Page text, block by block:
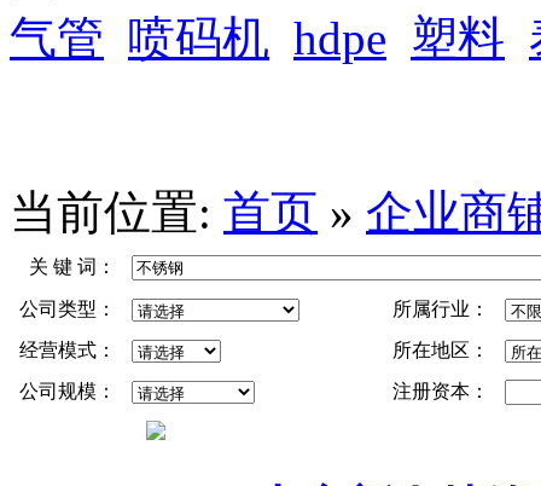
气管 喷码机 hdpe 塑料
当前位置: 首页 » 企业商
关 键 词：
公司类型：
所属行业：
经营模式：
所在地区：
公司规模：
注册资本：